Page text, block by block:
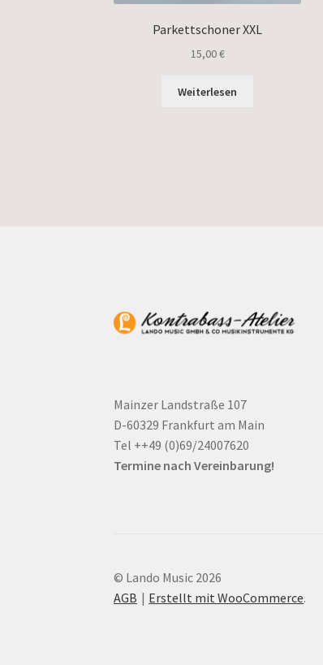
Parkettschoner XXL
15,00€
Weiterlesen
Mainzer Landstraße 107
D-60329 Frankfurt am Main
Tel ++49 (0)69/24007620
Termine nach Vereinbarung!
© Lando Music 2026
AGB
Erstellt mit WooCommerce.